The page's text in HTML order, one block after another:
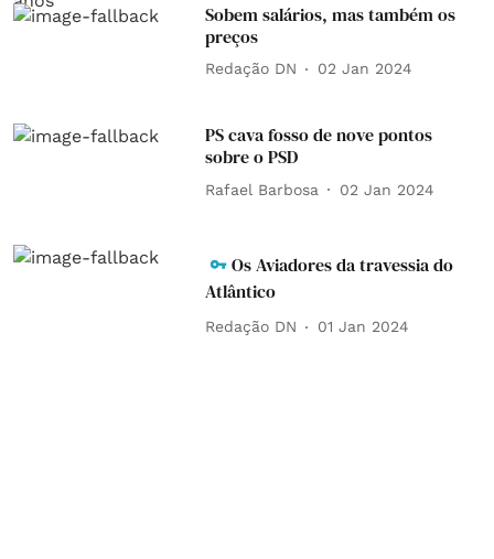
Sobem salários, mas também os
preços
Redação DN 02 Jan 2024
PS cava fosso de nove pontos
sobre o PSD
Rafael Barbosa 02 Jan 2024
Os Aviadores da travessia do
Atlântico
Redação DN 01 Jan 2024